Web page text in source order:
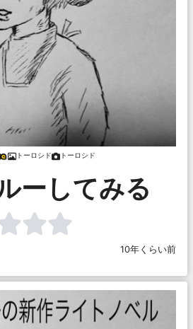
トーロシド トーロシド
ーしてみる
10年くらい前